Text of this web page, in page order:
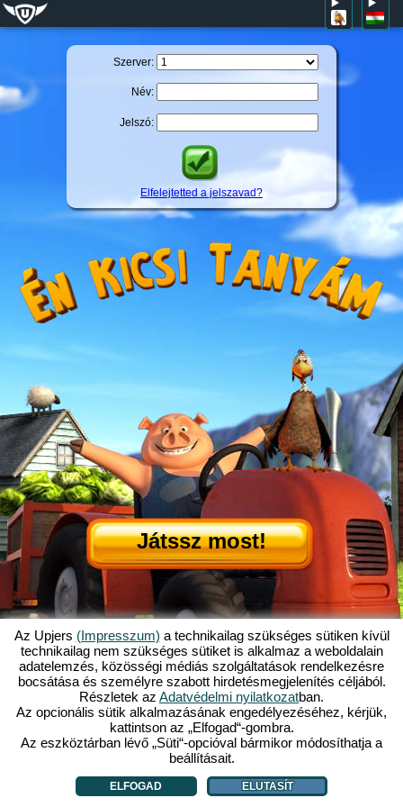
Szerver:
Név:
Jelszó:
Elfelejtetted a jelszavad?
Játssz most!
Mi is az az Én Kicsi Tanyám?|
Itt olvashatod ennek a böngészős játéknak a történetét!| Ami rád vár...|
ÁSZF|Impresszum|Adatvédelmi nyilatkozat|Szabályzat|Fórum|
Támogatás|My Free Farm 2 App|Google Play|App Store
Böngészős játékok - Upjers.com|Sütik kezelése
Az Upjers (Impresszum) a technikailag szükséges sütiken kívül
technikailag nem szükséges sütiket is alkalmaz a weboldalain
adatelemzés, közösségi médiás szolgáltatások rendelkezésre
bocsátása és személyre szabott hirdetésmegjelenítés céljából.
Részletek az Adatvédelmi nyilatkozatban.
Az opcionális sütik alkalmazásának engedélyezéséhez, kérjük,
kattintson az „Elfogad“-gombra.
Az eszköztárban lévő „Süti“-opcióval bármikor módosíthatja a
beállításait.
ELFOGAD ELUTASÍT